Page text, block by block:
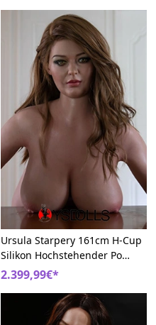
Ursula Starpery 161cm H-Cup
Silikon Hochstehender Po
Schwarze Sexpuppen
2.399,99€*